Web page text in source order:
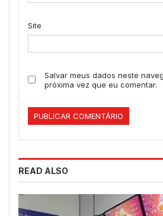
Site
Salvar meus dados neste
próxima vez que eu comentar.
READ ALSO